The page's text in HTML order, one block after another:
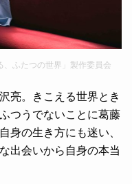
ふたつの世界」製作委員会
亮。きこえる世界とき
つうでないことに葛藤
身の生き方にも迷い、
出会いから自身の本当